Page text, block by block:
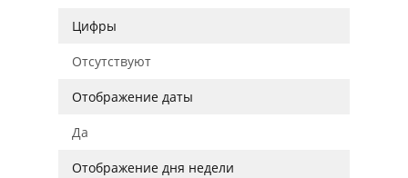
Цифры
Отсутствуют
Отображение даты
Да
Отображение дня недели